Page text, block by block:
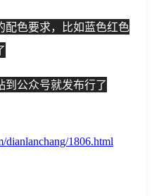
配色要求，比如蓝色红色
公众号就发布行了
dianlanchang/1806.html